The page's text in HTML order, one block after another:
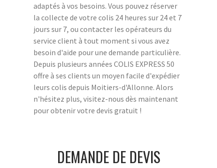
adaptés à vos besoins. Vous pouvez réserver
la collecte de votre colis 24 heures sur 24 et 7
jours sur 7, ou contacter les opérateurs du
service client à tout moment si vous avez
besoin d'aide pour une demande particulière.
Depuis plusieurs années COLIS EXPRESS 50
offre à ses clients un moyen facile d'expédier
leurs colis depuis Moitiers-d'Allonne. Alors
n'hésitez plus, visitez-nous dès maintenant
pour obtenir votre devis gratuit !
DEMANDE DE DEVIS